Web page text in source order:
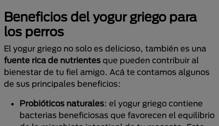
Beneficios del yogur griego para
los perros
El yogur griego no solo es delicioso, también es una
fuente rica de nutrientes que pueden contribuir al
bienestar de tu fiel amigo. Acá te contamos algunos
de sus principales beneficios:
Probióticos naturales: el yogur griego contiene
bacterias beneficiosas que favorecen el equilibrio